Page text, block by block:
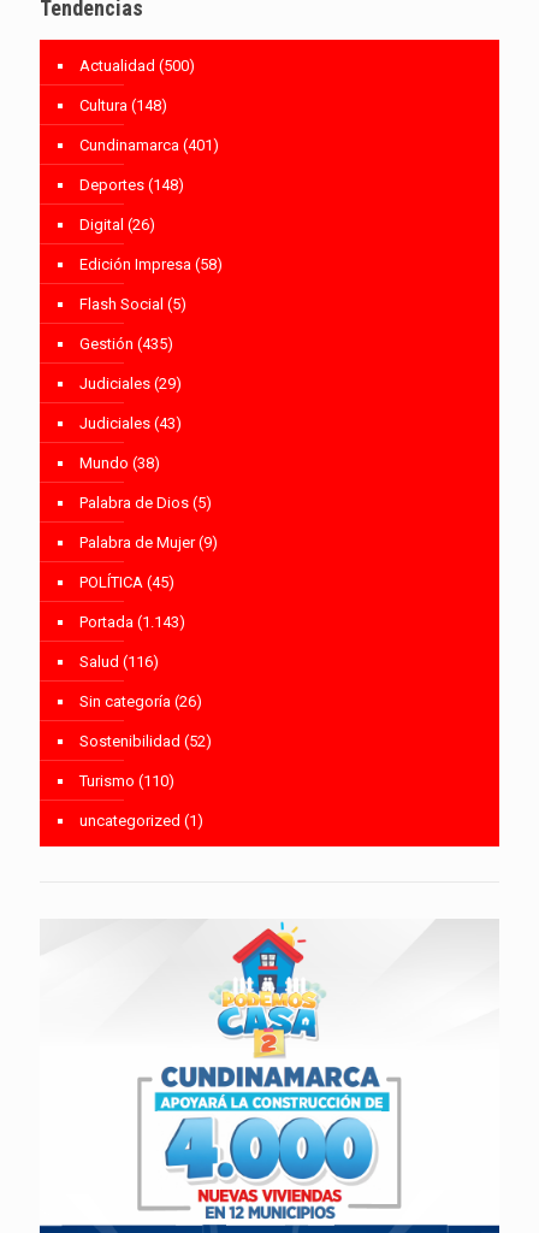
Tendencias
Actualidad (500)
Cultura (148)
Cundinamarca (401)
Deportes (148)
Digital (26)
Edición Impresa (58)
Flash Social (5)
Gestión (435)
Judiciales (29)
Judiciales (43)
Mundo (38)
Palabra de Dios (5)
Palabra de Mujer(9)
POLÍTICA (45)
Portada (1.143)
Salud (116)
Sin categoría (26)
Sostenibilidad (52)
Turismo (110)
uncategorized (1)